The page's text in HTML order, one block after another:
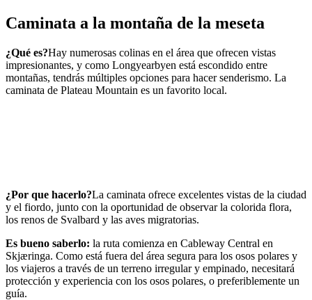
Caminata a la montaña de la meseta
¿Qué es?Hay numerosas colinas en el área que ofrecen vistas
impresionantes, y como Longyearbyen está escondido entre
montañas, tendrás múltiples opciones para hacer senderismo. La
caminata de Plateau Mountain es un favorito local.
¿Por que hacerlo?La caminata ofrece excelentes vistas de la ciudad
y el fiordo, junto con la oportunidad de observar la colorida flora,
los renos de Svalbard y las aves migratorias.
Es bueno saberlo: la ruta comienza en Cableway Central en
Skjæringa. Como está fuera del área segura para los osos polares y
los viajeros a través de un terreno irregular y empinado, necesitará
protección y experiencia con los osos polares, o preferiblemente un
guía.